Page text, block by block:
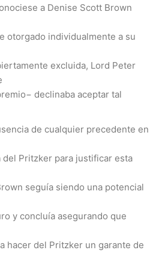
a Denise Scott Brown
otorgado individualmente a su
excluida, Lord Peter
declinaba aceptar tal
de cualquier precedente en
Pritzker para justificar esta
seguía siendo una potencial
y concluía asegurando que
hacer del Pritzker un garante de